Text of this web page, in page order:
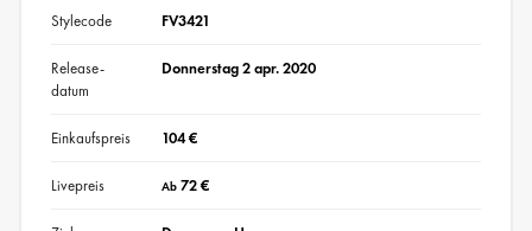
Stylecode FV3421
Release-
datum
Donnerstag 2 apr. 2020
Einkaufspreis 104 €
Livepreis Ab72 €